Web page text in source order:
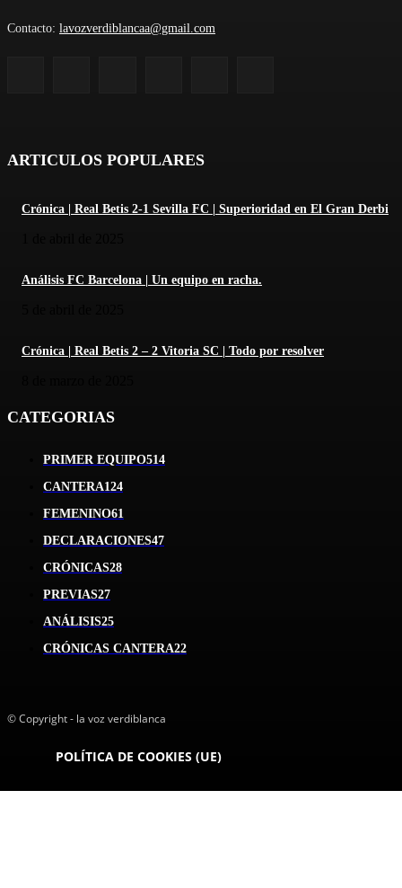
Contacto: lavozverdiblancaa@gmail.com
ARTICULOS POPULARES
Crónica | Real Betis 2-1 Sevilla FC | Superioridad en El Gran Derbi
Análisis FC Barcelona | Un equipo en racha.
Crónica | Real Betis 2 – 2 Vitoria SC | Todo por resolver
CATEGORIAS
PRIMER EQUIPO514
CANTERA124
FEMENINO61
DECLARACIONES47
CRÓNICAS28
PREVIAS27
ANÁLISIS25
CRÓNICAS CANTERA22
© Copyright - la voz verdiblanca
POLÍTICA DE COOKIES (UE)